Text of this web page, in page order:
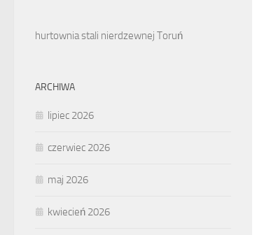
hurtownia stali nierdzewnej Toruń
ARCHIWA
lipiec 2026
czerwiec 2026
maj 2026
kwiecień 2026